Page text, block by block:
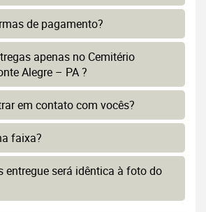
de pagamento?
apenas no Cemitério
Alegre – PA ?
em contato com vocês?
faixa?
entregue será idêntica à foto do